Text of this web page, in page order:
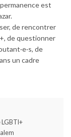
est
de rencontrer
de questionner
de
un cadre